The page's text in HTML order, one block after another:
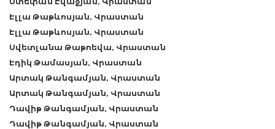
Էլլա Թաթևոսյան, Վրաստան
Էլլա Թաթևոսյան, Վրաստան
Սվետլանա Թաթոեվա, Վրաստան
Էդիկ Թամասյան, Վրաստան
Արտակ Թանգամյան, Վրաստան
Արտակ Թանգամյան, Վրաստան
Դավիթ Թանգամյան, Վրաստան
Դավիթ Թանգամյան, Վրաստան